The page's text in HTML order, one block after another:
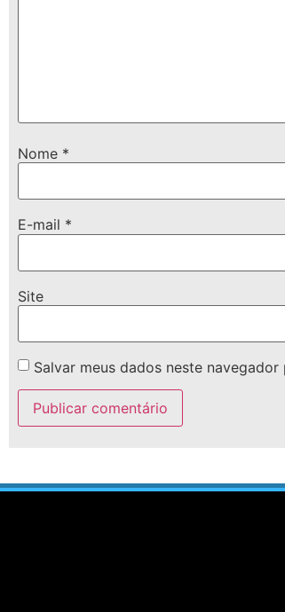
Nome *
E-mail *
Site
Salvar meus dados neste